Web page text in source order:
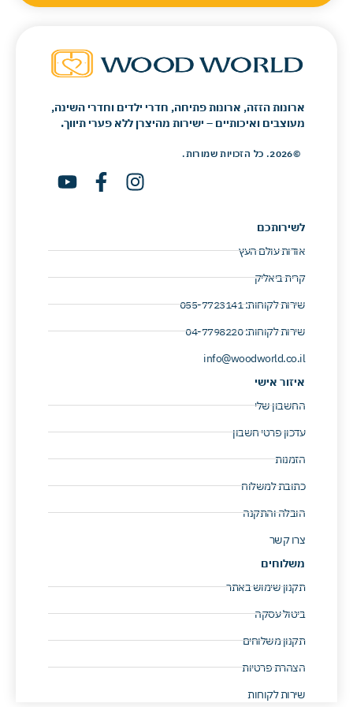
ארונות הזזה, ארונות פתיחה, חדרי ילדים וחדרי השינה,
מעוצבים ואיכותיים – ישירות מהיצרן ללא פערי תיווך.
©2026. כל הזכויות שמורות.
לשירותכם
אודות עולם העץ
קרית ביאליק
שירות לקוחות: 055-7723141 ​
שירות לקוחות: 04-7798220 ​
info@woodworld.co.il
איזור אישי
החשבון שלי
עדכון פרטי חשבון
הזמנות
כתובת למשלוח
הובלה והתקנה
צרו קשר
משלוחים
תקנון שימוש באתר
ביטול עסקה
תקנון משלוחים
הצהרת פרטיות
שירות לקוחות